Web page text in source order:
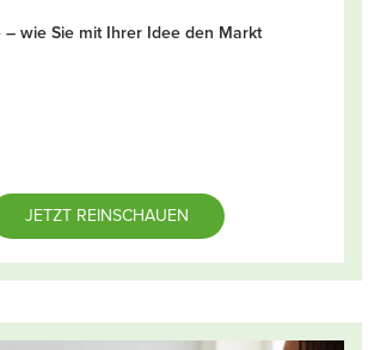
– wie Sie mit Ihrer Idee den Markt
JETZT REINSCHAUEN